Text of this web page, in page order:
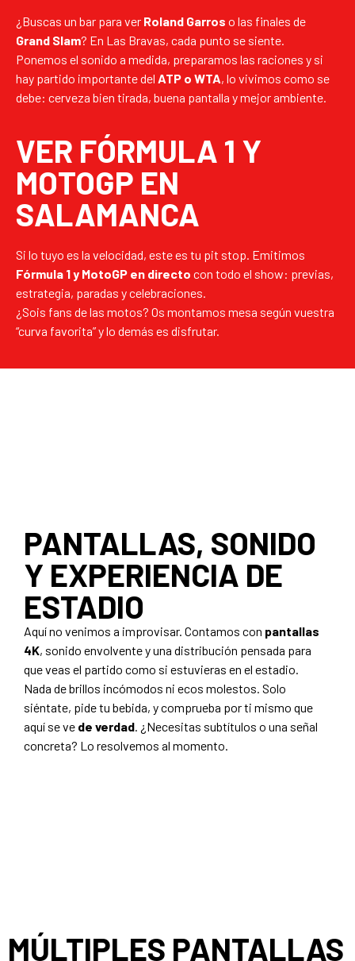
¿Buscas un bar para ver Roland Garros o las finales de
Grand Slam? En Las Bravas, cada punto se siente.
Ponemos el sonido a medida, preparamos las raciones y si
hay partido importante del ATP o WTA, lo vivimos como se
debe: cerveza bien tirada, buena pantalla y mejor ambiente.
VER FÓRMULA 1 Y
MOTOGP EN
SALAMANCA
Si lo tuyo es la velocidad, este es tu pit stop. Emitimos
Fórmula 1 y MotoGP en directo con todo el show: previas,
estrategia, paradas y celebraciones.
¿Sois fans de las motos? Os montamos mesa según vuestra
“curva favorita” y lo demás es disfrutar.
PANTALLAS, SONIDO
Y EXPERIENCIA DE
ESTADIO
Aquí no venimos a improvisar. Contamos con pantallas
4K, sonido envolvente y una distribución pensada para
que veas el partido como si estuvieras en el estadio.
Nada de brillos incómodos ni ecos molestos. Solo
siéntate, pide tu bebida, y comprueba por ti mismo que
aquí se ve de verdad . ¿Necesitas subtítulos o una señal
concreta? Lo resolvemos al momento.
MÚLTIPLES PANTALLAS